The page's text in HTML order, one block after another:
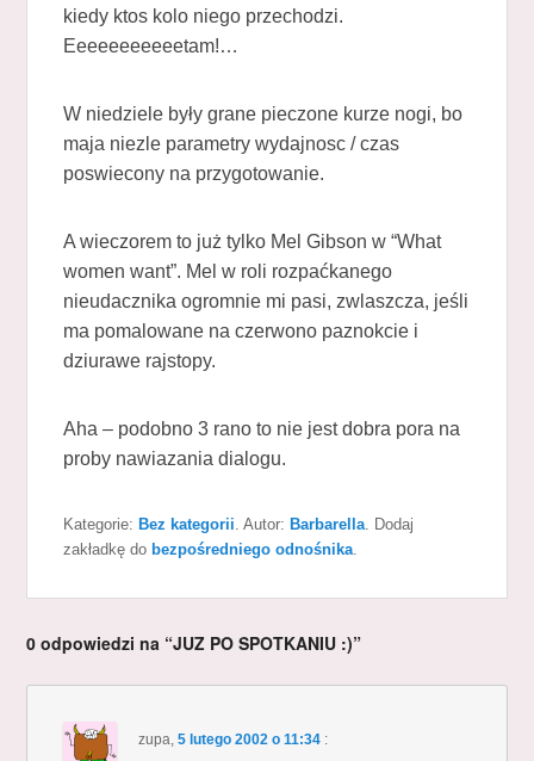
kiedy ktos kolo niego przechodzi.
Eeeeeeeeeeetam!…
W niedziele były grane pieczone kurze nogi, bo
maja niezle parametry wydajnosc / czas
poswiecony na przygotowanie.
A wieczorem to już tylko Mel Gibson w “What
women want”. Mel w roli rozpaćkanego
nieudacznika ogromnie mi pasi, zwlaszcza, jeśli
ma pomalowane na czerwono paznokcie i
dziurawe rajstopy.
Aha – podobno 3 rano to nie jest dobra pora na
proby nawiazania dialogu.
Kategorie: Bez kategorii . Autor: Barbarella . Dodaj
zakładkę do bezpośredniego odnośnika
0 odpowiedzi na “JUZ PO SPOTKANIU :)”
zupa,5 lutego 2002 o 11:34 :